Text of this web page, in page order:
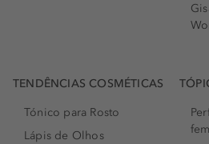
TENDÊNCIAS COSMÉTICAS
Tónico para Rosto
Lápis de Olhos